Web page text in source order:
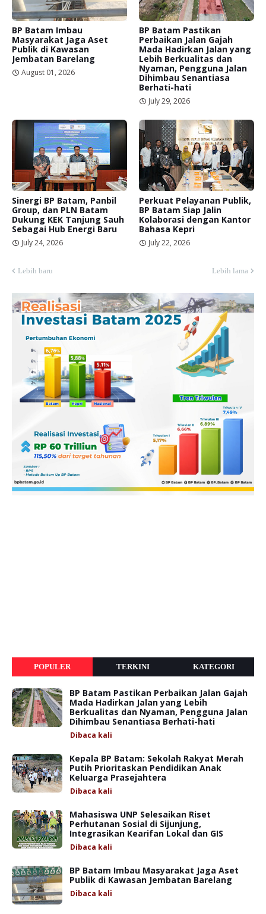
BP Batam Imbau
Masyarakat Jaga Aset
Publik di Kawasan
Jembatan Barelang
August 01, 2026
BP Batam Pastikan
Perbaikan Jalan Gajah
Mada Hadirkan Jalan yang
Lebih Berkualitas dan
Nyaman, Pengguna Jalan
Dihimbau Senantiasa
Berhati-hati
July 29, 2026
Sinergi BP Batam, Panbil
Group, dan PLN Batam
Dukung KEK Tanjung Sauh
Sebagai Hub Energi Baru
July 24, 2026
Perkuat Pelayanan Publik,
BP Batam Siap Jalin
Kolaborasi dengan Kantor
Bahasa Kepri
July 22, 2026
Lebih baru Lebih lama
POPULER TERKINI KATEGORI
BP Batam Pastikan Perbaikan Jalan Gajah
Mada Hadirkan Jalan yang Lebih
Berkualitas dan Nyaman, Pengguna Jalan
Dihimbau Senantiasa Berhati-hati
Dibaca kali
Kepala BP Batam: Sekolah Rakyat Merah
Putih Prioritaskan Pendidikan Anak
Keluarga Prasejahtera
Dibaca kali
Mahasiswa UNP Selesaikan Riset
Perhutanan Sosial di Sijunjung,
Integrasikan Kearifan Lokal dan GIS
Dibaca kali
BP Batam Imbau Masyarakat Jaga Aset
Publik di Kawasan Jembatan Barelang
Dibaca kali